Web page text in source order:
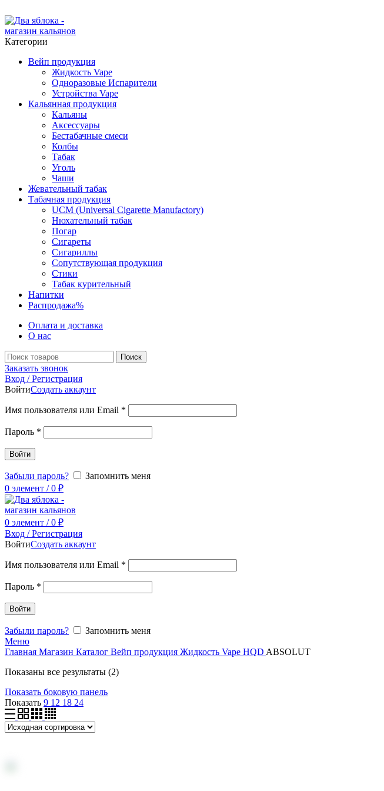
Категории
Вейп продукция
Жидкость Vape
Одноразовые Испарители
Устройства Vape
Кальянная продукция
Кальяны
Аксессуары
Бестабачные смеси
Колбы
Табак
Уголь
Чаши
Жевательный табак
Табачная продукция
UCM (Universal Cigarette Manufactory)
Нюхательный табак
Погар
Сигареты
Сигариллы
Сопутствующая продукция
Стики
Табак курительный
Напитки
Распродажа%
Оплата и доставка
О нас
Поиск
Заказать звонок
Вход / Регистрация
ВойтиСоздать аккаунт
Имя пользователя или Email *
Пароль *
Войти
Забыли пароль?
Запомнить меня
0 элемент / 0 ₽
0 элемент / 0 ₽
Вход / Регистрация
ВойтиСоздать аккаунт
Имя пользователя или Email *
Пароль *
Войти
Забыли пароль?
Запомнить меня
Меню
Главная Магазин Каталог Вейп продукция Жидкость Vape HQD ABSOLUT
Показаны все результаты (2)
Показать боковую панель
Показать 9 12 18 24